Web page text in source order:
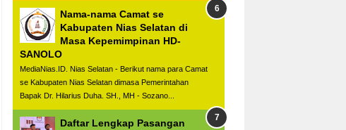
Nama-nama Camat se
Kabupaten Nias Selatan di
Masa Kepemimpinan HD-
SANOLO
MediaNias.ID. Nias Selatan - Berikut nama para Camat
se Kabupaten Nias Selatan dimasa Pemerintahan
Bapak Dr. Hilarius Duha. SH., MH - Sozano...
Daftar Lengkap Pasangan